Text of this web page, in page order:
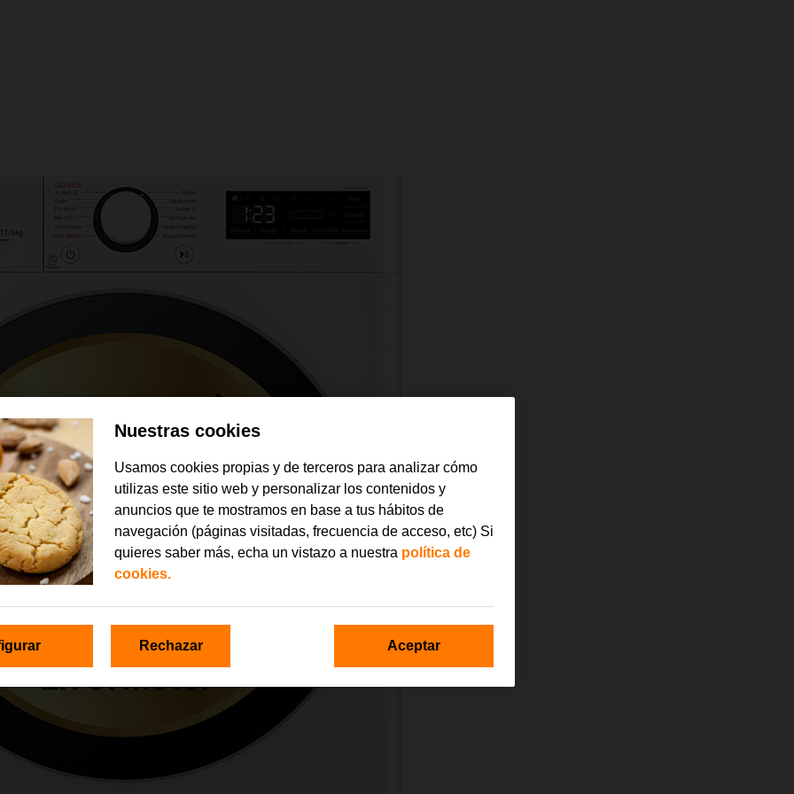
Nuestras cookies
Usamos cookies propias y de terceros para analizar cómo
utilizas este sitio web y personalizar los contenidos y
anuncios que te mostramos en base a tus hábitos de
navegación (páginas visitadas, frecuencia de acceso, etc) Si
quieres saber más, echa un vistazo a nuestra política de
cookies.
Rechazar Aceptar